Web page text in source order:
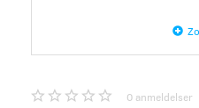
0 anmeldelser